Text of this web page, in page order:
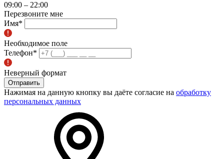
09:00 – 22:00
Перезвоните мне
Имя*
Необходимое поле
Телефон*
Неверный формат
Отправить
Нажимая на данную кнопку вы даёте согласие на обработку
персональных данных